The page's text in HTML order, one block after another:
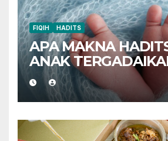
FIQIH HADITS
APA MAKNA
ANAK
DENGAN